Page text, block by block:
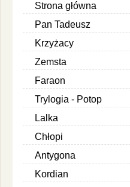
Strona główna
Pan Tadeusz
Krzyżacy
Zemsta
Faraon
Trylogia - Potop
Lalka
Chłopi
Antygona
Kordian